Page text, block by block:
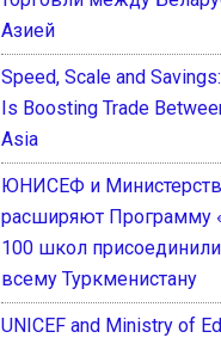
Азией
Speed, Scale and
Is Boosting Trade
Asia
ЮНИСЕФ и
расширяют Программу
100 школ
всему Туркменистану
UNICEF and Ministry of